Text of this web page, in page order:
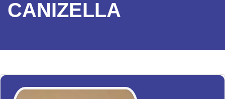
CANIZELLA